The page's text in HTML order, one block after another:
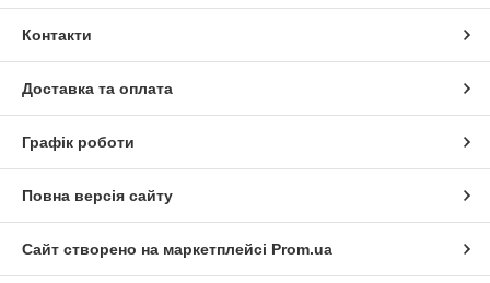
Контакти
Доставка та оплата
Графік роботи
Повна версія сайту
Сайт створено на маркетплейсі Prom.ua